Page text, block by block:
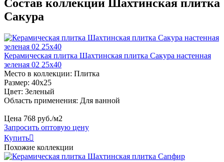
Состав коллекции Шахтинская плитка
Сакура
Керамическая плитка Шахтинская плитка Сакура настенная
зеленая 02 25х40
Место в коллекции: Плитка
Размер: 40х25
Цвет: Зеленый
Область применения: Для ванной
Цена 768 руб./м2
Запросить оптовую цену
Купить
Похожие коллекции